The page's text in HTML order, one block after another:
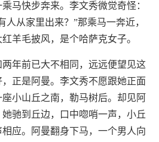
马快步奔来。李文秀微觉奇怪：
人从家里出来？”那乘马一奔近，
羊毛披风，是个哈萨克女子。
年前已大不相同，远远便望见这
正是阿曼。李文秀不愿跟她正面
小山丘之南，勒马树后。却见阿
驰到丘边，口中唿哨一声，小丘
相应。阿曼翻身下马，一个男人向